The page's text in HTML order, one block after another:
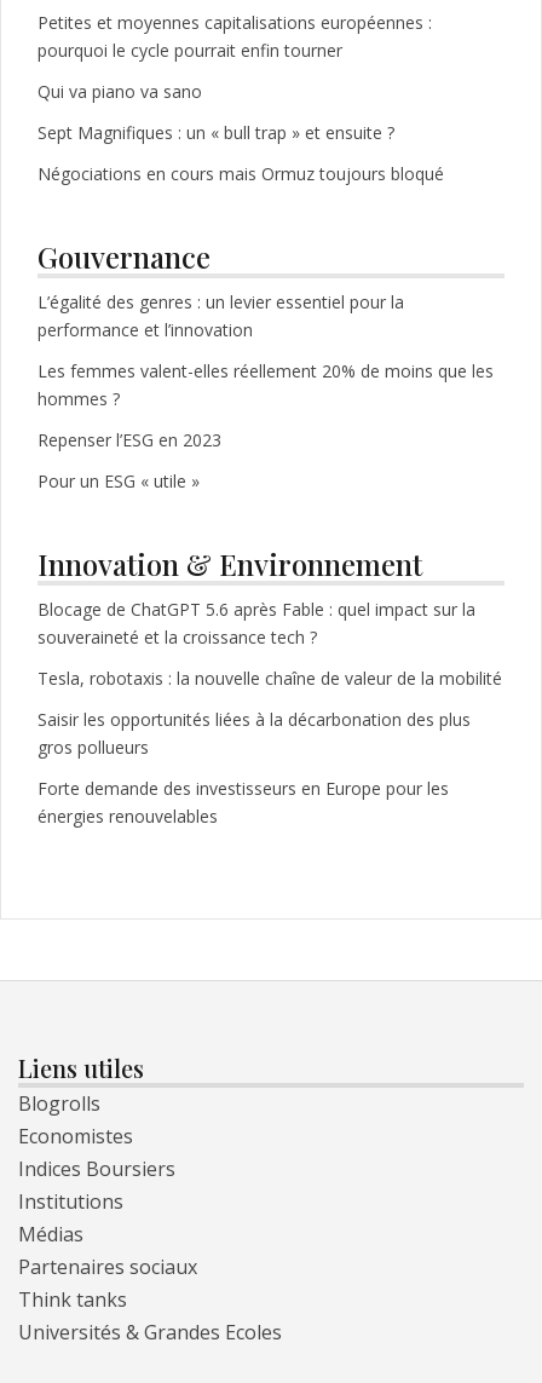
Petites et moyennes capitalisations européennes :
pourquoi le cycle pourrait enfin tourner
Qui va piano va sano
Sept Magnifiques : un « bull trap » et ensuite ?
Négociations en cours mais Ormuz toujours bloqué
Gouvernance
L’égalité des genres : un levier essentiel pour la
performance et l’innovation
Les femmes valent-elles réellement 20% de moins que les
hommes ?
Repenser l’ESG en 2023
Pour un ESG « utile »
Innovation & Environnement
Blocage de ChatGPT 5.6 après Fable : quel impact sur la
souveraineté et la croissance tech ?
Tesla, robotaxis : la nouvelle chaîne de valeur de la mobilité
Saisir les opportunités liées à la décarbonation des plus
gros pollueurs
Forte demande des investisseurs en Europe pour les
énergies renouvelables
Liens utiles
Blogrolls
Economistes
Indices Boursiers
Institutions
Médias
Partenaires sociaux
Think tanks
Universités & Grandes Ecoles